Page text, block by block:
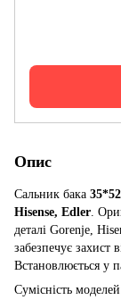
Опис
Сальник бака
Hisense, Edler .
деталі Gorenje,
забезпечує захист
Встановлюється у
Сумісність